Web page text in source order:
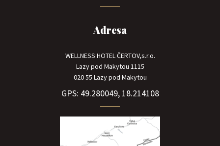
Adresa
WELLNESS HOTEL ČERTOV,s.r.o.
Lazy pod Makytou 1115
020 55 Lazy pod Makytou
GPS: 49.280049, 18.214108